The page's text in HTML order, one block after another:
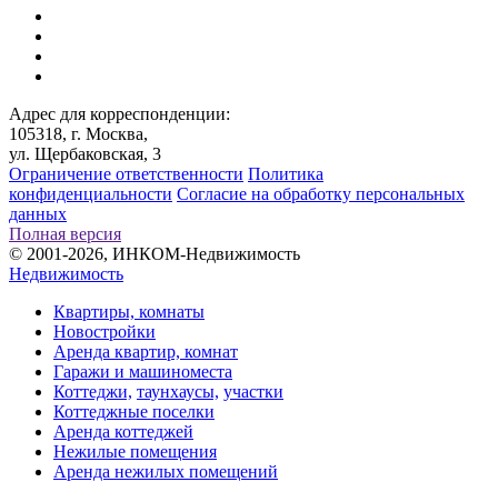
Адрес для корреспонденции:
105318, г. Москва,
ул. Щербаковская, 3
Ограничение ответственности Политика
конфиденциальности Согласие на обработку персональных
данных
Полная версия
© 2001-2026, ИНКОМ-Недвижимость
Недвижимость
Квартиры, комнаты
Новостройки
Аренда квартир, комнат
Гаражи и машиноместа
Коттеджи, таунхаусы, участки
Коттеджные поселки
Аренда коттеджей
Нежилые помещения
Аренда нежилых помещений